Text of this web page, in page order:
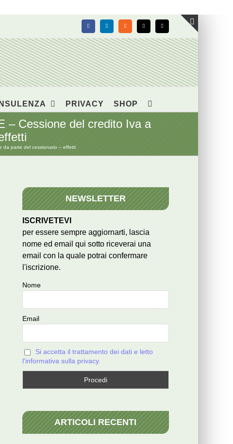
FacebookLinkedIn Rss X Email
PRIVACY SHOP
– Cessione del credito Iva a
da parte del cessionario – effetti
NEWSLETTER
ISCRIVETEVI
per essere sempre aggiornarti, lascia
nome ed email qui sotto riceverai una
email con la quale potrai confermare
l'iscrizione.
Nome
Email
Si accetta il trattamento dei dati e letto
l'informativa sulla privacy.
ARTICOLI RECENTI
Toggle
area
barra
scorrevole